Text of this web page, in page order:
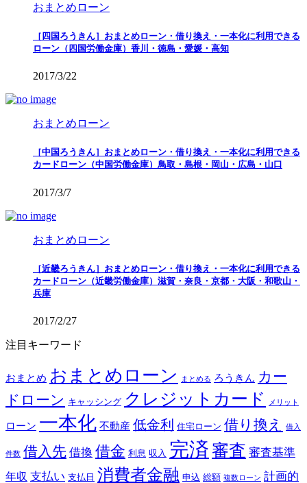
おまとめローン
［四国ろうきん］おまとめローン・借り換え・一本化に利用できる
ローン（四国労働金庫）香川・徳島・愛媛・高知
2017/3/22
おまとめローン
［中国ろうきん］おまとめローン・借り換え・一本化に利用できる
カードローン（中国労働金庫）鳥取・島根・岡山・広島・山口
2017/3/7
おまとめローン
［近畿ろうきん］おまとめローン・借り換え・一本化に利用できる
カードローン（近畿労働金庫）滋賀・奈良・京都・大阪・和歌山・
兵庫
2017/2/27
注目キーワード
おまとめ おまとめローン まとめる ろうきん カー
ドローン キャッシング クレジットカード メリット
ローン 一本化 不動産 低金利 住宅ローン 借り換え 借入
件数 借入先 借換 借金 利息 収入 完済 審査 審査基準
年収 支払い 支払日 消費者金融 申込 総額 複数ローン 計画的